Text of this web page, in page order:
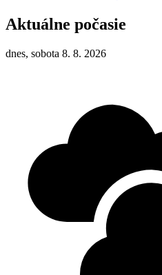
Aktuálne počasie
dnes, sobota 8. 8. 2026